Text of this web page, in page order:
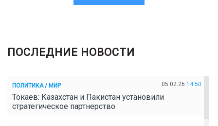
ПОСЛЕДНИЕ НОВОСТИ
ПОЛИТИКА / МИР 05.02.26 14:50
Токаев: Казахстан и Пакистан установили
стратегическое партнерство